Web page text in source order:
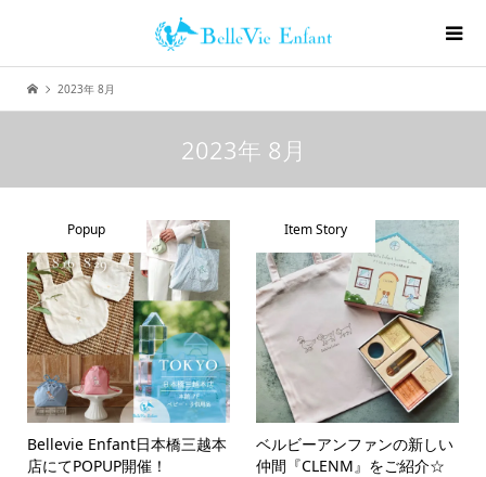
2023年 8月
2023年 8月
Popup
Bellevie Enfant日本橋三越本
店にてPOPUP開催！
Item Story
ベルビーアンファンの新しい
仲間『CLENM』をご紹介☆